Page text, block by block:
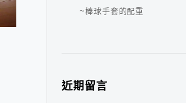
~棒球手套的配重
近期留言